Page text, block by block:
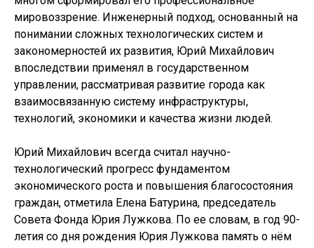
мировоззрение. Инженерный подход, основанный на
понимании сложных технологических систем и
закономерностей их развития, Юрий Михайлович
впоследствии применял в государственном
управлении, рассматривая развитие города как
взаимосвязанную систему инфраструктуры,
технологий, экономики и качества жизни людей.
Юрий Михайлович всегда считал научно-
технологический прогресс фундаментом
экономического роста и повышения благосостояния
граждан, отметила Елена Батурина, председатель
Совета Фонда Юрия Лужкова. По ее словам, в год 90-
летия со дня рождения Юрия Лужкова память о нём